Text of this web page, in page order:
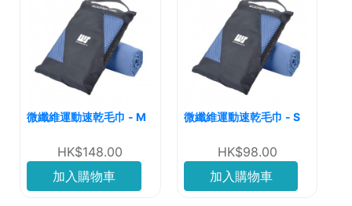
微纖維運動速乾毛巾 - M
HK$148.00
加入購物車
微纖維運動速乾毛巾 - S
HK$98.00
加入購物車